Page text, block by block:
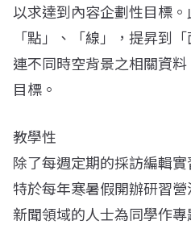
以求達到內容企劃性目標
「點」、「線」，提昇到
連不同時空背景之相關資
目標。
教學性
除了每週定期的採訪編輯
特於每年寒暑假開辦研習
新聞領域的人士為同學作